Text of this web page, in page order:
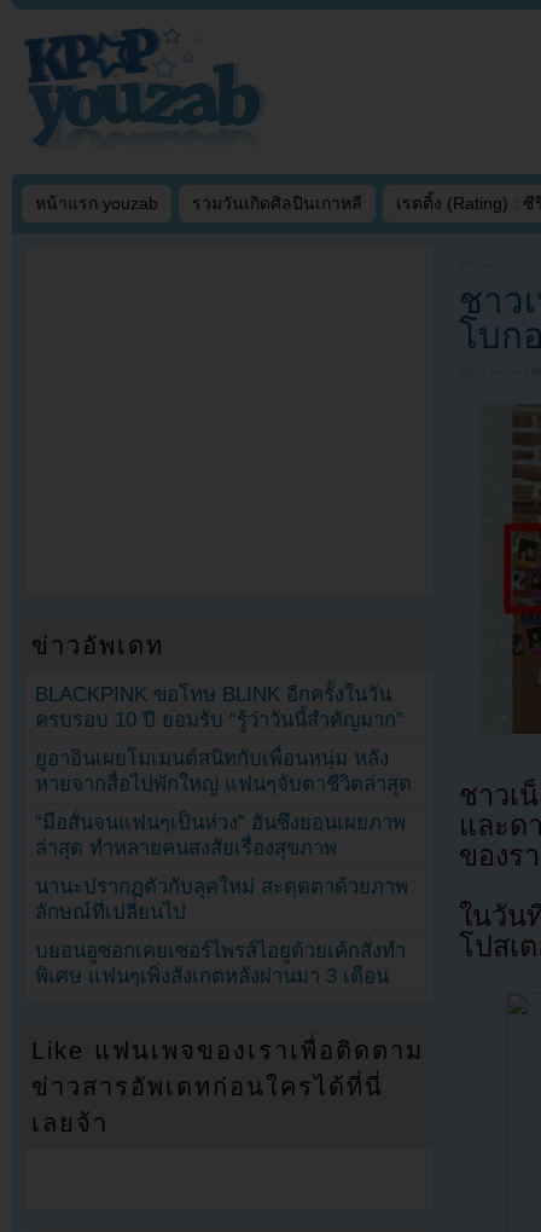
หน้าแรก youzab รวมวันเกิดศิลปินเกาหลี เรตติ้ง (Rating) : ซี
ชาว
โบก
ชาวเ
และด
ของร
ในวัน
โปสเ
ข่าวอัพเดท
BLACKPINK ขอโทษ BLINK อีกครั้งในวัน
ครบรอบ 10 ปี ยอมรับ “รู้ว่าวันนี้สำคัญมาก”
ยูอาอินเผยโมเมนต์สนิทกับเพื่อนหนุ่ม หลัง
หายจากสื่อไปพักใหญ่ แฟนๆจับตาชีวิตล่าสุด
“มือสั่นจนแฟนๆเป็นห่วง” ฮันซึงยอนเผยภาพ
ล่าสุด ทำหลายคนสงสัยเรื่องสุขภาพ
นานะปรากฏตัวกับลุคใหม่ สะดุดตาด้วยภาพ
ลักษณ์ที่เปลี่ยนไป
บยอนอูซอกเคยเซอร์ไพรส์ไอยูด้วยเค้กสั่งทำ
พิเศษ แฟนๆเพิ่งสังเกตหลังผ่านมา 3 เดือน
Like แฟนเพจของเราเพื่อติดตาม
ข่าวสารอัพเดทก่อนใครได้ที่นี่
เลยจ้า